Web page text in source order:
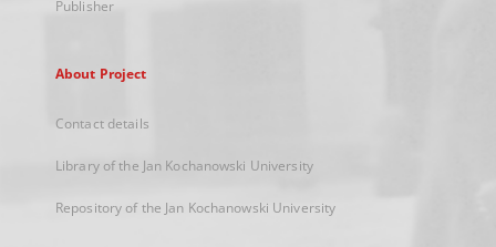
Publisher
About Project
Contact details
Library of the Jan Kochanowski University
Repository of the Jan Kochanowski University